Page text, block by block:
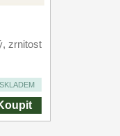
zrnitost
SKLADEM